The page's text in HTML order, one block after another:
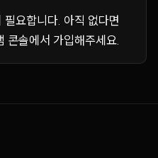
요합니다. 아직 없다면
콘솔에서 가입해주세요.